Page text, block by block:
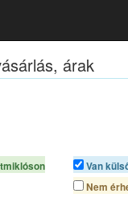
árak
Van
Nem